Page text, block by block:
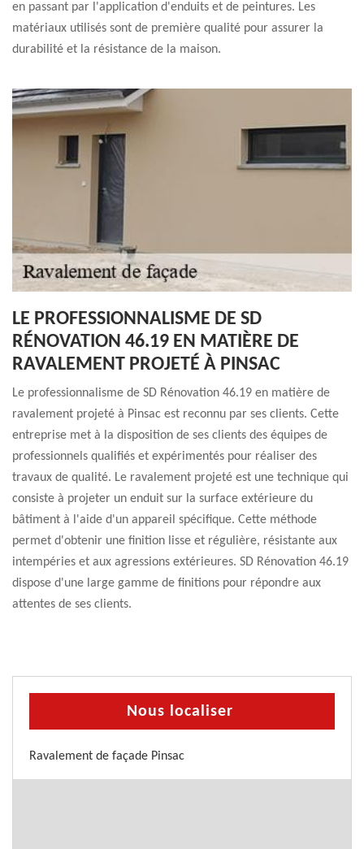
en passant par l'application d'enduits et de peintures. Les
matériaux utilisés sont de première qualité pour assurer la
durabilité et la résistance de la maison.
LE PROFESSIONNALISME DE SD
RÉNOVATION 46.19 EN MATIÈRE DE
RAVALEMENT PROJETÉ À PINSAC
Le professionnalisme de SD Rénovation 46.19 en matière de
ravalement projeté à Pinsac est reconnu par ses clients. Cette
entreprise met à la disposition de ses clients des équipes de
professionnels qualifiés et expérimentés pour réaliser des
travaux de qualité. Le ravalement projeté est une technique qui
consiste à projeter un enduit sur la surface extérieure du
bâtiment à l'aide d'un appareil spécifique. Cette méthode
permet d'obtenir une finition lisse et régulière, résistante aux
intempéries et aux agressions extérieures. SD Rénovation 46.19
dispose d'une large gamme de finitions pour répondre aux
attentes de ses clients.
Nous localiser
Ravalement de façade Pinsac